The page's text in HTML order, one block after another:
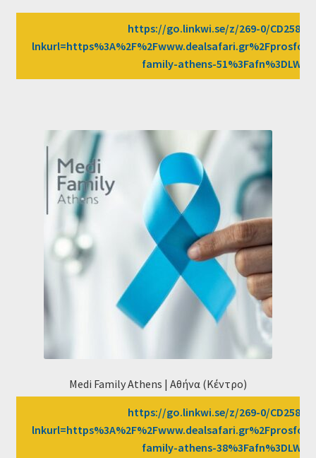
https://go.linkwi.se/z/269-0/CD2589/?
family-athens-51%3Fafn%3DLW
Medi Family Athens | Αθήνα (Κέντρο)
https://go.linkwi.se/z/269-0/CD2589/?
family-athens-38%3Fafn%3DLW